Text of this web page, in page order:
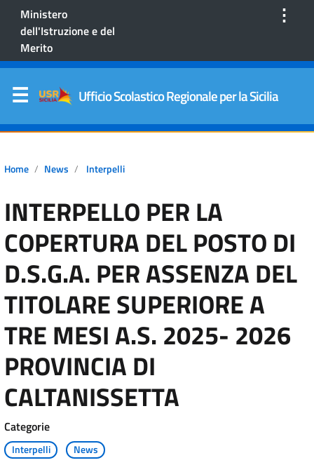
Ministero
dell'Istruzione e del
Merito
⋮
Ufficio Scolastico Regionale per la Sicilia
Home News Interpelli
INTERPELLO PER LA
COPERTURA DEL POSTO DI
D.S.G.A. PER ASSENZA DEL
TITOLARE SUPERIORE A
TRE MESI A.S. 2025- 2026
PROVINCIA DI
CALTANISSETTA
Categorie
Interpelli News